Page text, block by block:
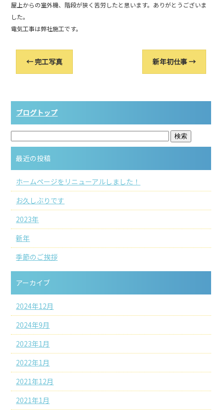
屋上からの室外機、階段が狭く苦労したと思います。ありがとうございま
した。
電気工事は弊社施工です。
←完工写真 新年初仕事→
ブログトップ
最近の投稿
ホームページをリニューアルしました！
お久しぶりです
2023年
新年
季節のご挨拶
アーカイブ
2024年12月
2024年9月
2023年1月
2022年1月
2021年12月
2021年1月